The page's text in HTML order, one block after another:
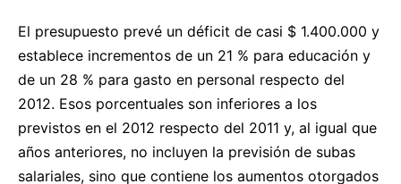
El presupuesto prevé un déficit de casi $ 1.400.000 y
establece incrementos de un 21 % para educación y
de un 28 % para gasto en personal respecto del
2012. Esos porcentuales son inferiores a los
previstos en el 2012 respecto del 2011 y, al igual que
años anteriores, no incluyen la previsión de subas
salariales, sino que contiene los aumentos otorgados